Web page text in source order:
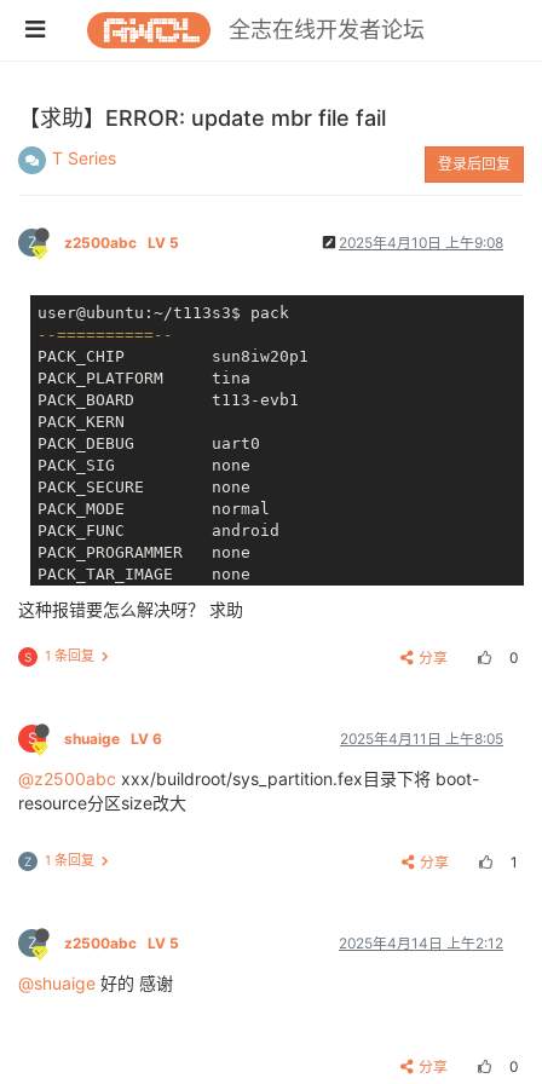
全志在线开发者论坛
【求助】ERROR: update mbr file fail
T Series 登录后回复
Z z2500abc LV 5 2025年4月10日 上午9:08
--==========--
PACK_CHIP         sun8iw20p1
PACK_PLATFORM     tina
PACK_BOARD        t113-evb1
PACK_KERN
PACK_DEBUG        uart0
PACK_SIG          none
PACK_SECURE       none
PACK_MODE         normal
PACK_FUNC         android
PACK_PROGRAMMER   none
PACK_TAR_IMAGE    none
--==========--
copying tools file
rm /home/user/t113s3/out/t113-evb1/image/
rm /home/user/t113s3/out/t113-evb1/image/
copying boot resource
copying boot file
make user resource for : /home/user/t113s3/out/
no user resource partitions
don't build dtbo ...
update_chip
这种报错要怎么解决呀？ 求助
S 1 条回复 分享 0
S shuaige LV 6 2025年4月11日 上午8:05
@z2500abc xxx/buildroot/sys_partition.fex目录下将 boot-
resource分区size改大
Z 1 条回复 分享 1
Z z2500abc LV 5 2025年4月14日 上午2:12
@shuaige 好的 感谢
分享 0